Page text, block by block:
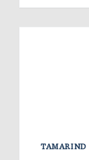
TAMARIND